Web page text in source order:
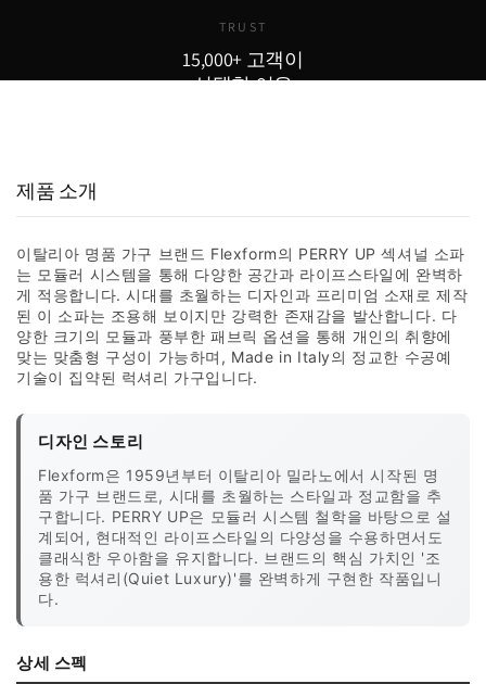
TRUST
15,000+ 고객이
선택한 이유
제품 소개
이탈리아 명품 가구 브랜드 Flexform의 PERRY UP 섹셔널 소파
는 모듈러 시스템을 통해 다양한 공간과 라이프스타일에 완벽하
게 적응합니다. 시대를 초월하는 디자인과 프리미엄 소재로 제작
된 이 소파는 조용해 보이지만 강력한 존재감을 발산합니다. 다
양한 크기의 모듈과 풍부한 패브릭 옵션을 통해 개인의 취향에
맞는 맞춤형 구성이 가능하며, Made in Italy의 정교한 수공예
기술이 집약된 럭셔리 가구입니다.
디자인 스토리
Flexform은 1959년부터 이탈리아 밀라노에서 시작된 명
품 가구 브랜드로, 시대를 초월하는 스타일과 정교함을 추
구합니다. PERRY UP은 모듈러 시스템 철학을 바탕으로 설
계되어, 현대적인 라이프스타일의 다양성을 수용하면서도
클래식한 우아함을 유지합니다. 브랜드의 핵심 가치인 '조
용한 럭셔리(Quiet Luxury)'를 완벽하게 구현한 작품입니
다.
상세 스펙